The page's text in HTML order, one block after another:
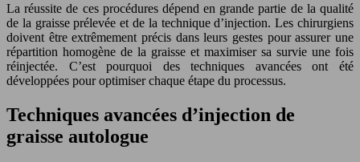
La réussite de ces procédures dépend en grande partie de la qualité
de la graisse prélevée et de la technique d’injection. Les chirurgiens
doivent être extrêmement précis dans leurs gestes pour assurer une
répartition homogène de la graisse et maximiser sa survie une fois
réinjectée. C’est pourquoi des techniques avancées ont été
développées pour optimiser chaque étape du processus.
Techniques avancées d’injection de
graisse autologue